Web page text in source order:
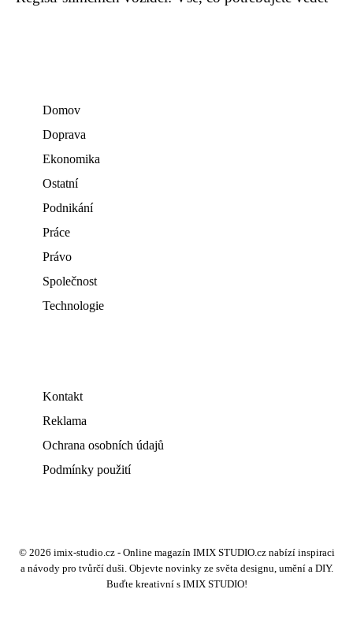
Domov
Doprava
Ekonomika
Ostatní
Podnikání
Práce
Právo
Společnost
Technologie
Kontakt
Reklama
Ochrana osobních údajů
Podmínky použití
© 2026 imix-studio.cz - Online magazín IMIX STUDIO.cz nabízí inspiraci
a návody pro tvůrčí duši. Objevte novinky ze světa designu, umění a DIY.
Buďte kreativní s IMIX STUDIO!